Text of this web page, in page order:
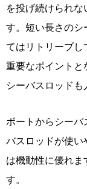
を投げ続けられ
す。短い長さのシ
てはリトリーブし
重要なポイントと
シーバスロッドも
ボートからシーバ
バスロッドが使い
は機動性に優れ
す。